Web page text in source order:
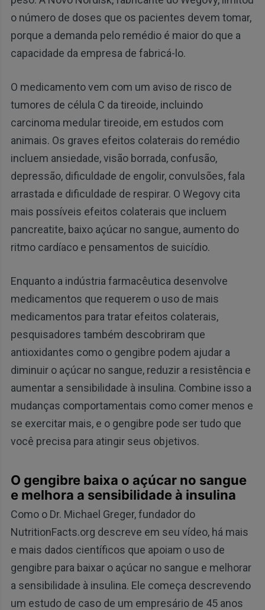
o número de doses que os pacientes devem tomar,
porque a demanda pelo remédio é maior do que a
capacidade da empresa de fabricá-lo.
O medicamento vem com um aviso de risco de
tumores de célula C da tireoide, incluindo
carcinoma medular tireoide, em estudos com
animais. Os graves efeitos colaterais do remédio
incluem ansiedade, visão borrada, confusão,
depressão, dificuldade de engolir, convulsões, fala
arrastada e dificuldade de respirar. O Wegovy cita
mais possíveis efeitos colaterais que incluem
pancreatite, baixo açúcar no sangue, aumento do
ritmo cardíaco e pensamentos de suicídio.
Enquanto a indústria farmacêutica desenvolve
medicamentos que requerem o uso de mais
medicamentos para tratar efeitos colaterais,
pesquisadores também descobriram que
antioxidantes como o gengibre podem ajudar a
diminuir o açúcar no sangue, reduzir a resistência e
aumentar a sensibilidade à insulina. Combine isso a
mudanças comportamentais como comer menos e
se exercitar mais, e o gengibre pode ser tudo que
você precisa para atingir seus objetivos.
O gengibre baixa o açúcar no sangue
e melhora a sensibilidade à insulina
Como o Dr. Michael Greger, fundador do
NutritionFacts.org descreve em seu vídeo, há mais
e mais dados científicos que apoiam o uso de
gengibre para baixar o açúcar no sangue e melhorar
a sensibilidade à insulina. Ele começa descrevendo
um estudo de caso de um empresário de 45 anos